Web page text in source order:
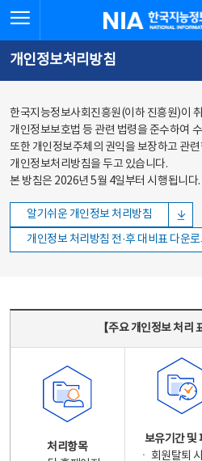
바로가기
바로가기
한국지능정보사회진
개인정보처리방침
한국지능정보사회진흥원(이하 진흥원)이
개인정보보호법 등 관련 법령을 준수하여
또한 개인정보주체의 권익을 보장하고 관
개인정보처리방침을 두고 있습니다.
본 방침은 2026년 5월 4일부터 시행됩니다.
알기쉬운 개인정보 처리방침
개인정보 처리방침 전·후 대비표 다운
【주요 개인정보 처리
처리항목
보유기간 및
ㆍ 회원탈퇴